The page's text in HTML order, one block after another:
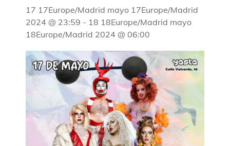
17 17Europe/Madrid mayo 17Europe/Madrid
2024 @ 23:59 - 18 18Europe/Madrid mayo
18Europe/Madrid 2024 @ 06:00